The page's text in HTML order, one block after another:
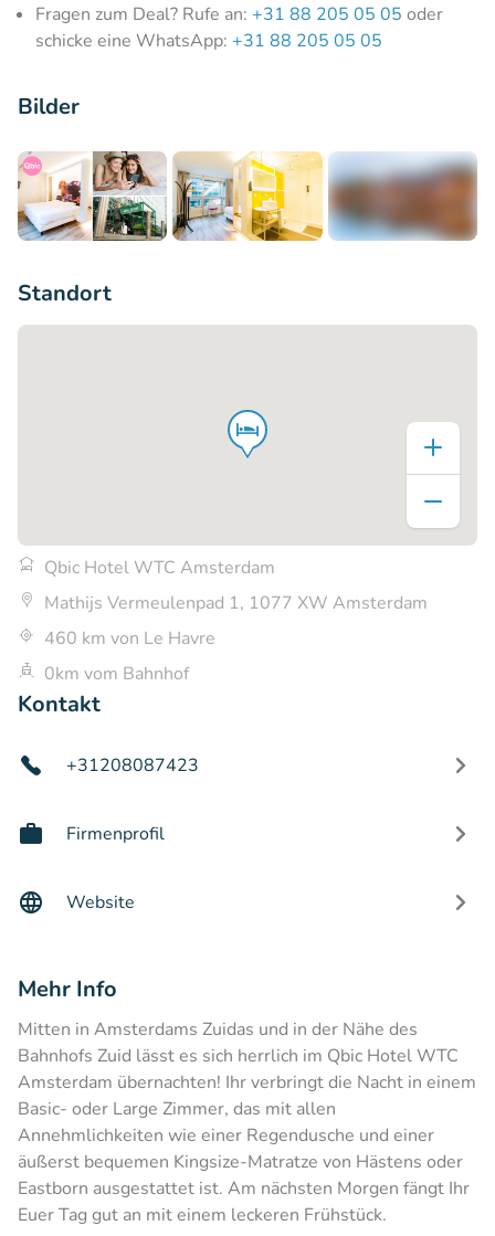
Fragen zum Deal? Rufe an: +31 88 205 05 05 oder
schicke eine WhatsApp: +31 88 205 05 05
Bilder
Standort
Qbic Hotel WTC Amsterdam
Mathijs Vermeulenpad 1, 1077 XW Amsterdam
460 km von Le Havre
0km vom Bahnhof
Kontakt
+31208087423
Firmenprofil
Website
Mehr Info
Mitten in Amsterdams Zuidas und in der Nähe des
Bahnhofs Zuid lässt es sich herrlich im Qbic Hotel WTC
Amsterdam übernachten! Ihr verbringt die Nacht in einem
Basic- oder Large Zimmer, das mit allen
Annehmlichkeiten wie einer Regendusche und einer
äußerst bequemen Kingsize-Matratze von Hästens oder
Eastborn ausgestattet ist. Am nächsten Morgen fängt Ihr
Euer Tag gut an mit einem leckeren Frühstück.